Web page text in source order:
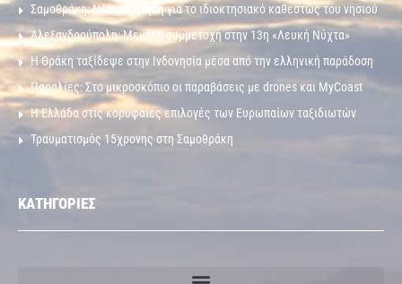
Σαμοθράκη: Νέα συζήτηση για το ιδιοκτησιακό καθεστώς του νησιού
Αλεξανδρούπολη: Μεγάλη συμμετοχή στην 13η «Λευκή Νύχτα»
Η Θράκη ταξίδεψε στην Ινδονησία μέσα από την ελληνική παράδοση
Παραλίες: Στο μικροσκόπιο οι παραβάσεις με drones και MyCoast
Η Ελλάδα στις κορυφαίες επιλογές των Ευρωπαίων ταξιδιωτών
Τραυματισμός 15χρονης στη Σαμοθράκη
ΚΑΤΗΓΟΡΙΕΣ